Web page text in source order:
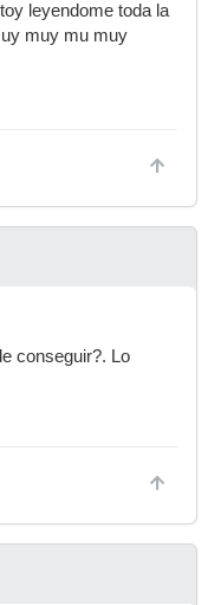
leyendome toda la
muy mu muy
conseguir?. Lo